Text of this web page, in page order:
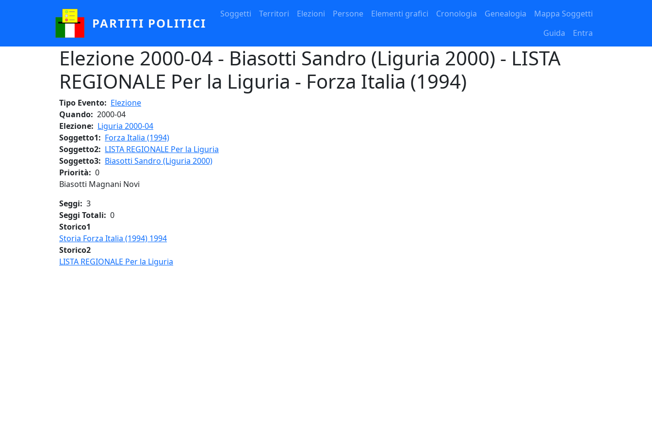
PARTITI POLITICI
Navigazione principale
Soggetti Territori Elezioni Persone Elementi grafici Cronologia Genealogia
Mappa Soggetti
Guida
Entra
Elezione 2000-04 - Biasotti Sandro (Liguria 2000) - LISTA
REGIONALE Per la Liguria - Forza Italia (1994)
Tipo Evento
Elezione
Quando 2000-04
Elezione
Liguria 2000-04
Soggetto1
Forza Italia (1994)
Soggetto2
LISTA REGIONALE Per la Liguria
Soggetto3
Biasotti Sandro (Liguria 2000)
Priorità
0
Biasotti Magnani Novi
Seggi
3
Seggi Totali
0
Storico1
Storia Forza Italia (1994) 1994
Storico2
LISTA REGIONALE Per la Liguria